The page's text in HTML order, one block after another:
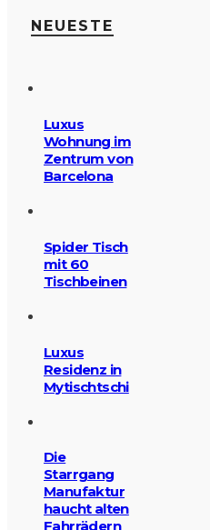
NEUESTE
Luxus
Wohnung im
Zentrum von
Barcelona
Spider Tisch
mit 60
Tischbeinen
Luxus
Residenz in
Mytischtschi
Die
Starrgang
Manufaktur
haucht alten
Fahrrädern